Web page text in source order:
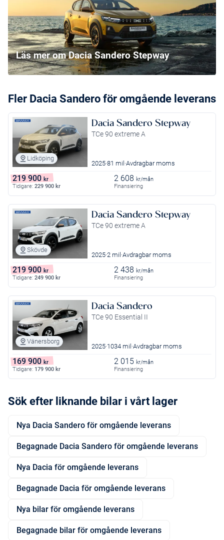
Läs mer om Dacia Sandero Stepway
Fler Dacia Sandero för omgående leverans
Lidköping
Dacia Sandero Stepway
TCe 90 extreme A
2025 81 mil Avdragbar moms
219 900 kr
Tidigare: 229 900 kr
2 608 kr/mån
Finansiering
Skövde
Dacia Sandero Stepway
TCe 90 extreme A
2025 2 mil Avdragbar moms
219 900 kr
Tidigare: 249 900 kr
2 438 kr/mån
Finansiering
Vänersborg
Dacia Sandero
TCe 90 Essential II
2025 1034 mil Avdragbar moms
169 900 kr
Tidigare: 179 900 kr
2 015 kr/mån
Finansiering
Sök efter liknande bilar i vårt lager
Nya Dacia Sandero för omgående leverans
Begagnade Dacia Sandero för omgående leverans
Nya Dacia för omgående leverans
Begagnade Dacia för omgående leverans
Nya bilar för omgående leverans
Begagnade bilar för omgående leverans